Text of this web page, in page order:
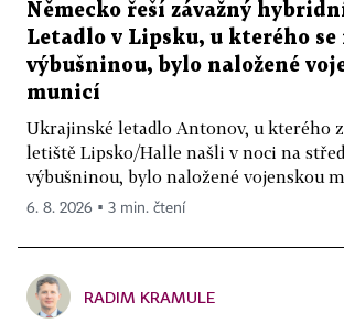
Německo řeší závažný
Letadlo v Lipsku, u kterého se
výbušninou, bylo naložené
municí
Ukrajinské letadlo Antonov, u kterého
letiště Lipsko/Halle našli v noci na
výbušninou, bylo naložené vojenskou
6. 8. 2026 ▪ 3 min. čtení
RADIM KRAMULE